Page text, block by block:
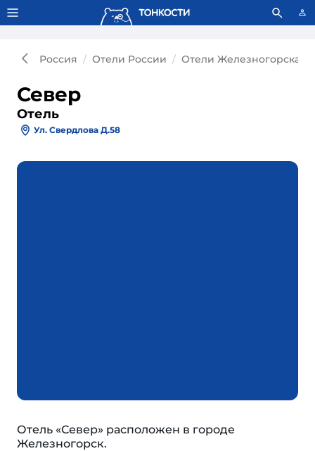
Тонкости используют сookie-файлы. Что это значит?
Россия Отели России Отели Железногорска
Север
Отель
Ул. Свердлова Д.58
Отель «Север» расположен в городе
Железногорск.